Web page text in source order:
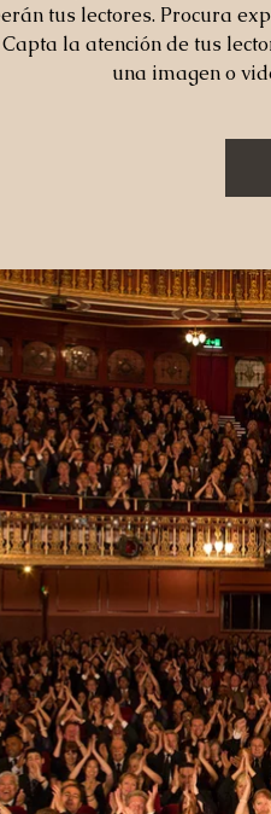
tus lectores. Procura
Capta la atención de tus
una imagen o